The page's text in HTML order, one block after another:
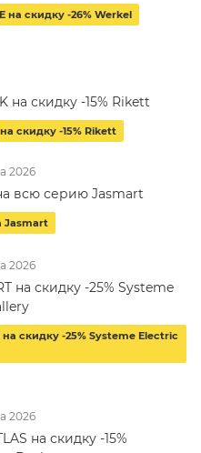
на скидку -26% Werkel
на скидку -15% Rikett
скидку -15% Rikett
2026
всю серию Jasmart
Jasmart
2026
на скидку -25% Systeme
скидку -25% Systeme Electric
2026
на скидку -15%